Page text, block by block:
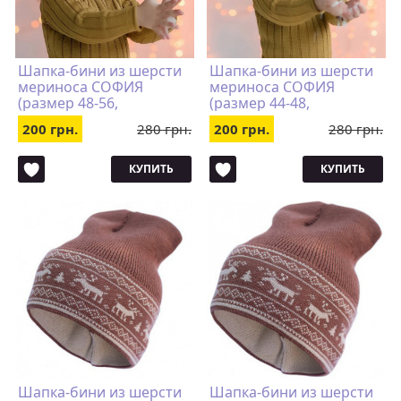
Шапка-бини из шерсти
мериноса СОФИЯ
(размер 48-56,
коричневый со
снежинками)
200 грн. 280 грн.
КУПИТЬ
Шапка-бини из шерсти
мериноса СОФИЯ
(размер 44-48,
коричневый со
снежинками)
200 грн. 280 грн.
КУПИТЬ
Шапка-бини из шерсти
Шапка-бини из шерсти